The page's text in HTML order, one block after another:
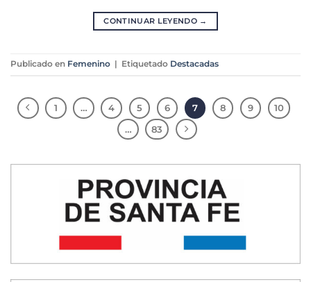
CONTINUAR LEYENDO →
Publicado en Femenino Etiquetado Destacadas
1 … 4 5 6 7 8 9
10
…
83